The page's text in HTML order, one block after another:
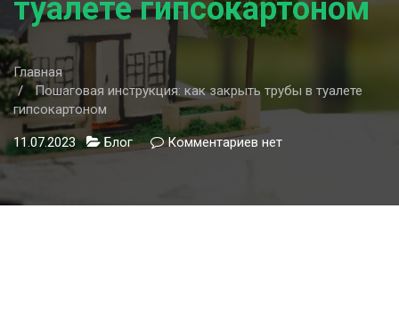
туалете гипсокартоном
Главная
Пошаговая инструкция: как закрыть трубы в туалете
гипсокартоном
11.07.2023 Блог Комментариев кнет